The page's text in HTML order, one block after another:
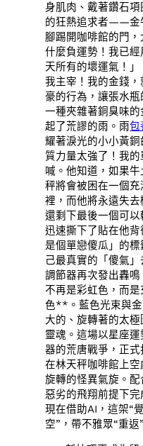
身肌肉、戴著鑽石
的狂熱追求者——金
腳踢開咖啡館的門
什麼負運勢！我已
天所有的壞運氣！
我主宰！我的金錢
豪的行為，讓張水
一種夾雜著銅臭味
起了荒謬的雨。雨包
耀著淚光的小小黃
質力量太強了！我
喊。他知道，如果
秤將會被困在一個
裡，而他將永遠失去
還剩下最後一個可
迅速撕下了貼在他
是個單戀傻瓜」的
己最真實的「傻氣
調節器再次發出轟
不再是彩虹色，而
色**。藍色光束與
大的、旋轉著的太
靈魂。這場以星座
器的荒唐戰爭，正
在林天秤咖啡館上
旋轉的怪異氣旋。
惡劣的飛翔前提下完
現在借助AI，這架“
空”，帶不雅眾“重